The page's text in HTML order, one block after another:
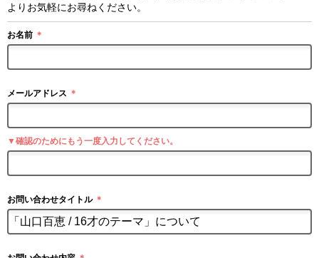
よりお気軽にお尋ねください。
お名前 ＊
メールアドレス ＊
▼確認のためにもう一度入力してください。
お問い合わせタイトル ＊